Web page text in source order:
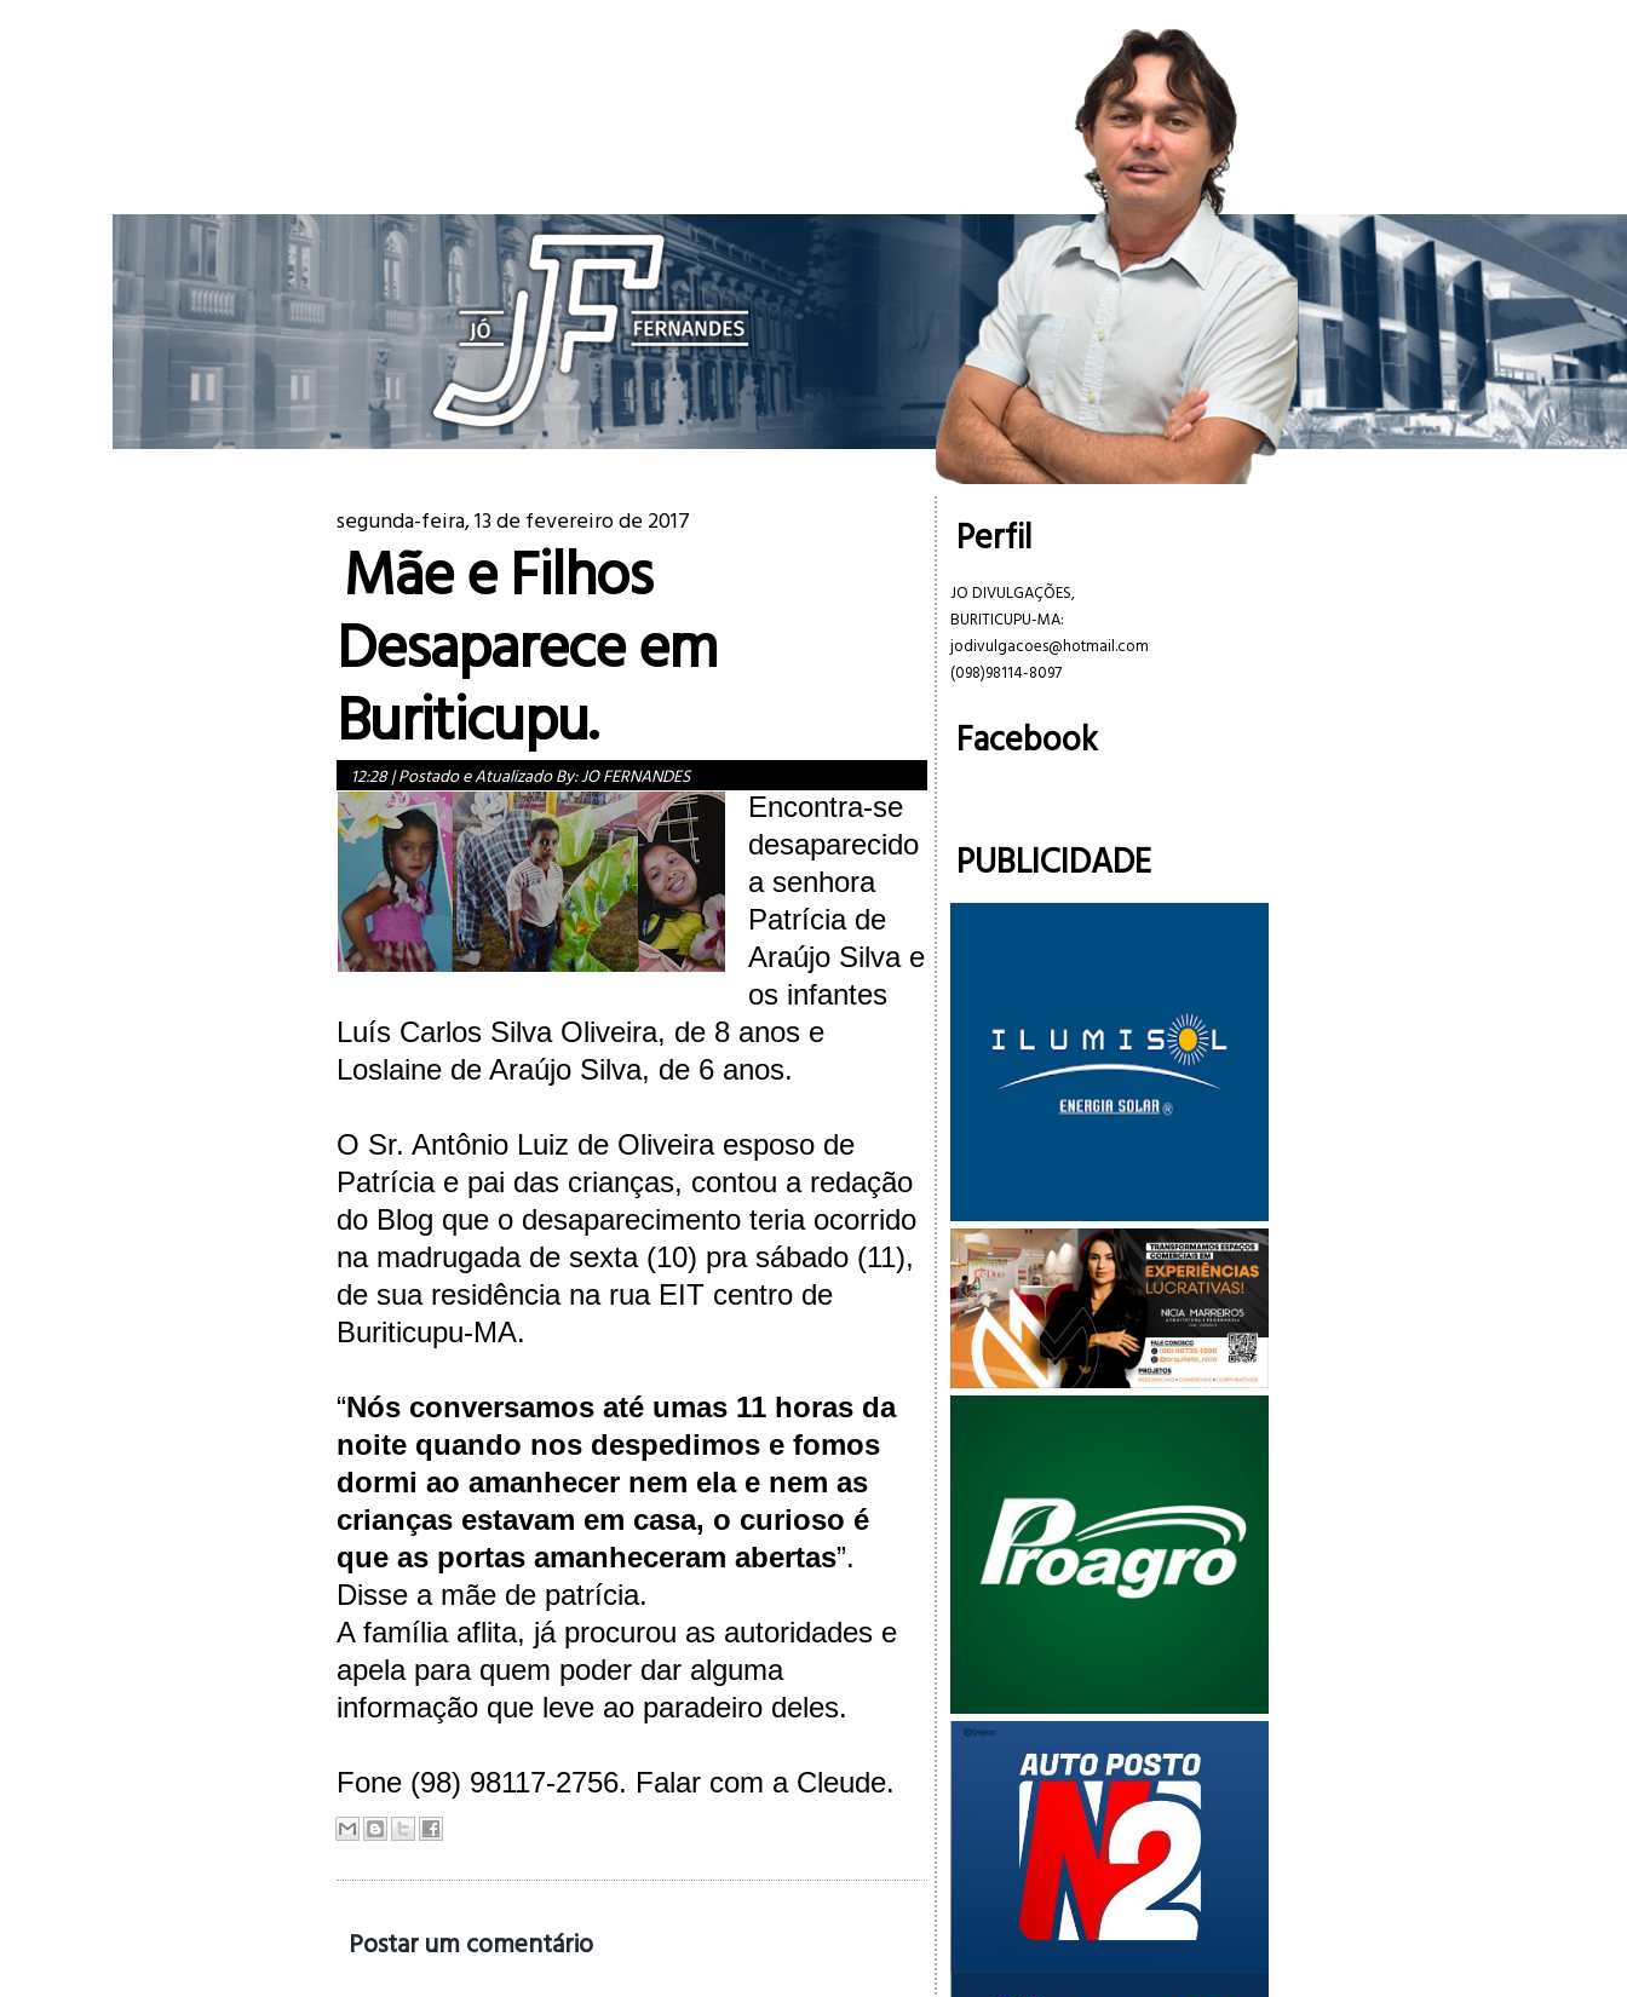
segunda-feira, 13 de fevereiro de 2017
Mãe e Filhos
Desaparece em
Buriticupu.
12:28|Postado e Atualizado By:JO FERNANDES
Encontra-se
desaparecido
a senhora
Patrícia de
Araújo Silva e
os infantes
Luís Carlos Silva Oliveira, de 8 anos e
Loslaine de Araújo Silva, de 6 anos.
O Sr. Antônio Luiz de Oliveira esposo de
Patrícia e pai das crianças, contou a redação
do Blog que o desaparecimento teria ocorrido
na madrugada de sexta (10) pra sábado (11),
de sua residência na rua EIT centro de
Buriticupu-MA.
“Nós conversamos até umas 11 horas da
noite quando nos despedimos e fomos
dormi ao amanhecer nem ela e nem as
crianças estavam em casa, o curioso é
que as portas amanheceram abertas”.
Disse a mãe de patrícia.
A família aflita, já procurou as autoridades e
apela para quem poder dar alguma
informação que leve ao paradeiro deles.
Fone (98) 98117-2756. Falar com a Cleude.
Postar um comentário
Perfil
JO DIVULGAÇÕES,
BURITICUPU-MA:
jodivulgacoes@hotmail.com
(098)98114-8097
Facebook
PUBLICIDADE